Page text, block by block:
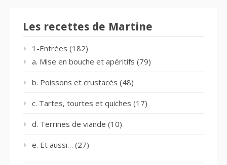
Les recettes de Martine
1-Entrées (182)
a. Mise en bouche et apéritifs (79)
b. Poissons et crustacés (48)
c. Tartes, tourtes et quiches (17)
d. Terrines de viande (10)
e. Et aussi… (27)